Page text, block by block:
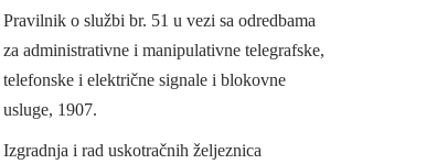
Pravilnik o službi br. 51 u vezi sa odredbama
za administrativne i manipulativne telegrafske,
telefonske i električne signale i blokovne
usluge, 1907.
Izgradnja i rad uskotračnih željeznica